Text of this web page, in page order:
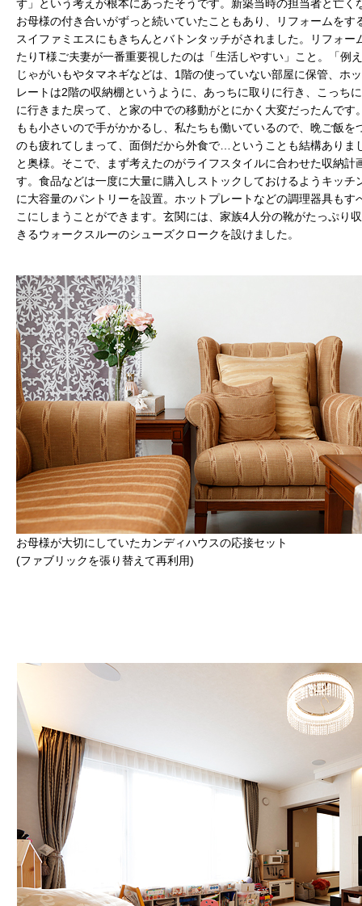
ず」という考えが根本にあったそうです。新築当時の担当者と亡く
お母様の付き合いがずっと続いていたこともあり、リフォームをす
スイファミエスにもきちんとバトンタッチがされました。リフォー
たりT様ご夫妻が一番重要視したのは「生活しやすい」こと。「例
じゃがいもやタマネギなどは、1階の使っていない部屋に保管、ホ
レートは2階の収納棚というように、あっちに取りに行き、こっち
に行きまた戻って、と家の中での移動がとにかく大変だったんです
もも小さいので手がかかるし、私たちも働いているので、晩ご飯を
のも疲れてしまって、面倒だから外食で…ということも結構ありま
と奥様。そこで、まず考えたのがライフスタイルに合わせた収納計
す。食品などは一度に大量に購入しストックしておけるようキッチ
に大容量のパントリーを設置。ホットプレートなどの調理器具もす
こにしまうことができます。玄関には、家族4人分の靴がたっぷり
きるウォークスルーのシューズクロークを設けました。
お母様が大切にしていたカンディハウスの応接セット
(ファブリックを張り替えて再利用)